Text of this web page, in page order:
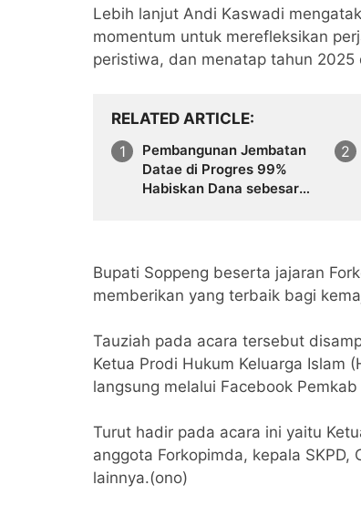
Lebih lanjut Andi Kaswadi
momentum untuk merefleksikan
peristiwa, dan menatap tahun
RELATED ARTICLE
Pembangunan Jembatan
Datae di Progres 99%
Habiskan Dana sebesar
Bupati Soppeng beserta jajaran
memberikan yang terbaik bagi
Tauziah pada acara tersebut
Ketua Prodi Hukum Keluarga Islam
langsung melalui Facebook Pemkab
Turut hadir pada acara ini yaitu
anggota Forkopimda, kepala
lainnya.(ono)